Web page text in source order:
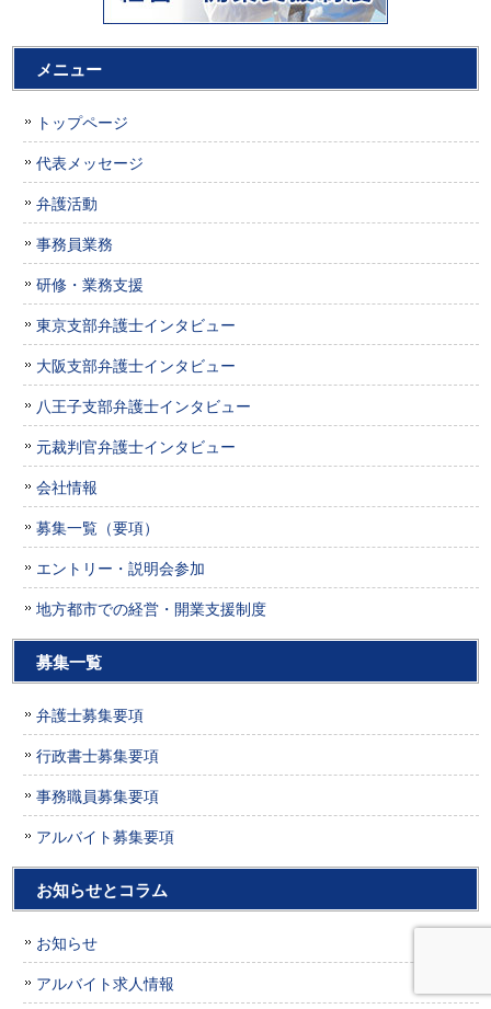
メニュー
トップページ
代表メッセージ
弁護活動
事務員業務
研修・業務支援
東京支部弁護士インタビュー
大阪支部弁護士インタビュー
八王子支部弁護士インタビュー
元裁判官弁護士インタビュー
会社情報
募集一覧（要項）
エントリー・説明会参加
地方都市での経営・開業支援制度
募集一覧
弁護士募集要項
行政書士募集要項
事務職員募集要項
アルバイト募集要項
お知らせとコラム
お知らせ
アルバイト求人情報